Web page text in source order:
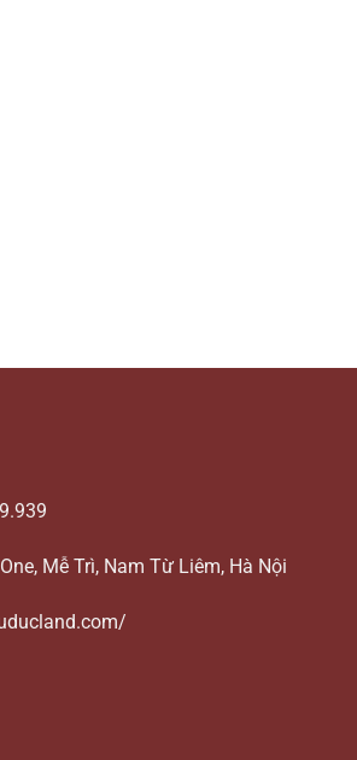
Mễ Trì, Nam Từ Liêm, Hà Nội